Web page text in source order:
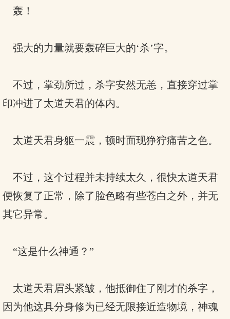
轰！
强大的力量就要轰碎巨大的‘杀’字。
不过，掌劲所过，杀字安然无恙，直接穿过掌
印冲进了太道天君的体内。
太道天君身躯一震，顿时面现狰狞痛苦之色。
不过，这个过程并未持续太久，很快太道天君
便恢复了正常，除了脸色略有些苍白之外，并无
其它异常。
“这是什么神通？”
太道天君眉头紧皱，他抵御住了刚才的杀字，
因为他这具分身修为已经无限接近造物境，神魂